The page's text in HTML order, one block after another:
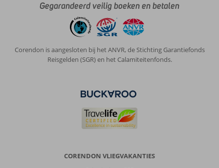
Gegarandeerd veilig boeken en betalen
Corendon is aangesloten bij het ANVR, de Stichting Garantiefonds
Reisgelden (SGR) en het Calamiteitenfonds.
CORENDON VLIEGVAKANTIES